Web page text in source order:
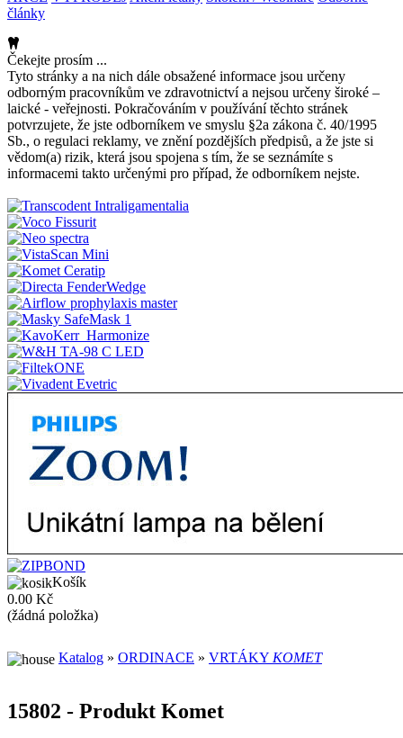
články
Čekejte prosím ...
Tyto stránky a na nich dále obsažené informace jsou určeny
odborným pracovníkům ve zdravotnictví a nejsou určeny široké –
laické - veřejnosti. Pokračováním v používání těchto stránek
potvrzujete, že jste odborníkem ve smyslu §2a zákona č. 40/1995
Sb., o regulaci reklamy, ve znění pozdějších předpisů, a že jste si
vědom(a) rizik, která jsou spojena s tím, že se seznámíte s
informacemi takto určenými pro případ, že odborníkem nejste.
Košík
0.00 Kč
(žádná položka)
Katalog » ORDINACE » VRTÁKY KOMET
15802 - Produkt Komet